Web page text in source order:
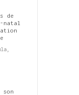
de
natal
son